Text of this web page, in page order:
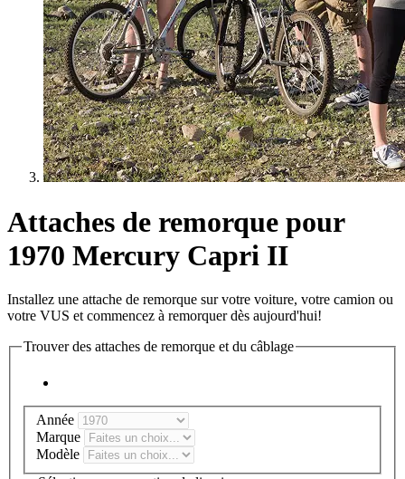
Attaches de remorque pour
1970 Mercury Capri II
Installez une attache de remorque sur votre voiture, votre camion ou
votre VUS et commencez à remorquer dès aujourd'hui!
Trouver des attaches de remorque et du câblage
Année
Marque
Modèle